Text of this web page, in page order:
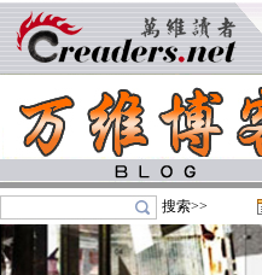
搜索>>